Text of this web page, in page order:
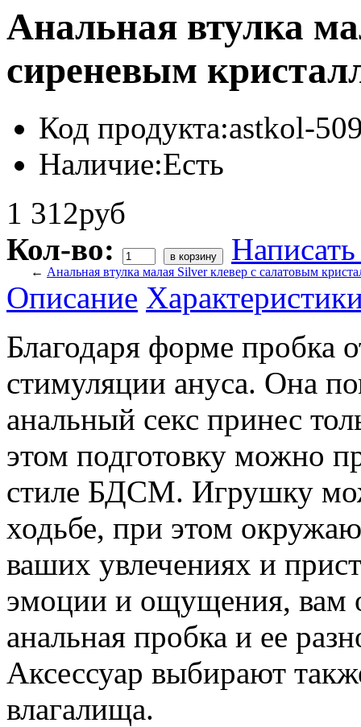
Анальная втулка
сиреневым
Код продукта:astkol-
Наличие:Есть
1 312руб
Кол-во:
← Анальная втулка малая Silver клевер с салатовым
Описание
Благодаря форме пробка
стимуляции ануса. Она
анальный секс принес
этом подготовку можно
стиле БДСМ. Игрушку
ходьбе, при этом
ваших увлечениях и
эмоции и ощущения, вам
анальная пробка и ее
Аксессуар выбирают
влагалища.